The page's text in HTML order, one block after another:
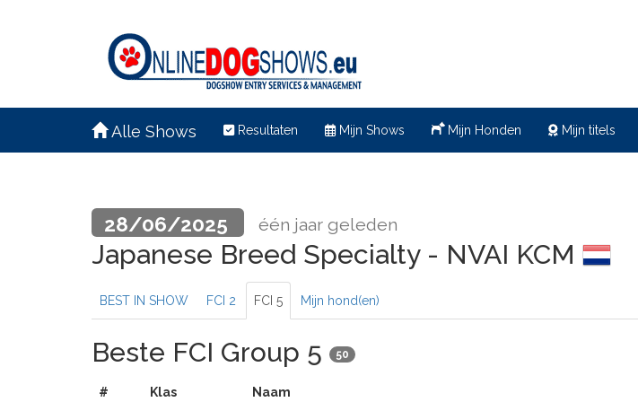
Alle Shows Resultaten Mijn Shows Mijn Honden Mijn titels
28/06/2025 één jaar geleden
Japanese Breed Specialty - NVAI KCM
BEST IN SHOW FCI 2 FCI 5 Mijn hond(en)
Beste FCI Group 5 50
# Klas Naam